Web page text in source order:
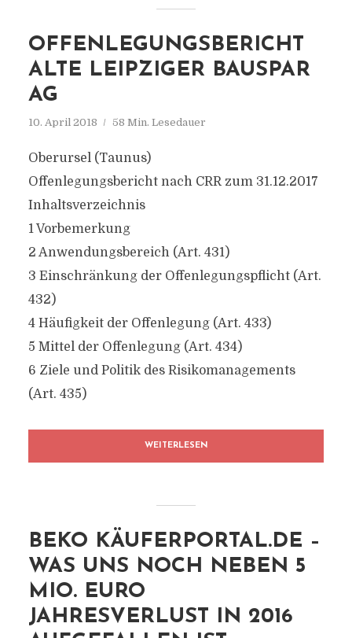
OFFENLEGUNGSBERICHT
ALTE LEIPZIGER BAUSPAR
AG
10. April 2018 58 Min. Lesedauer
Oberursel (Taunus)
Offenlegungsbericht nach CRR zum 31.12.2017
Inhaltsverzeichnis
1 Vorbemerkung
2 Anwendungsbereich (Art. 431)
3 Einschränkung der Offenlegungspflicht (Art.
432)
4 Häufigkeit der Offenlegung (Art. 433)
5 Mittel der Offenlegung (Art. 434)
6 Ziele und Politik des Risikomanagements
(Art. 435)
WEITERLESEN
BEKO KÄUFERPORTAL.DE –
WAS UNS NOCH NEBEN 5
MIO. EURO
JAHRESVERLUST IN 2016